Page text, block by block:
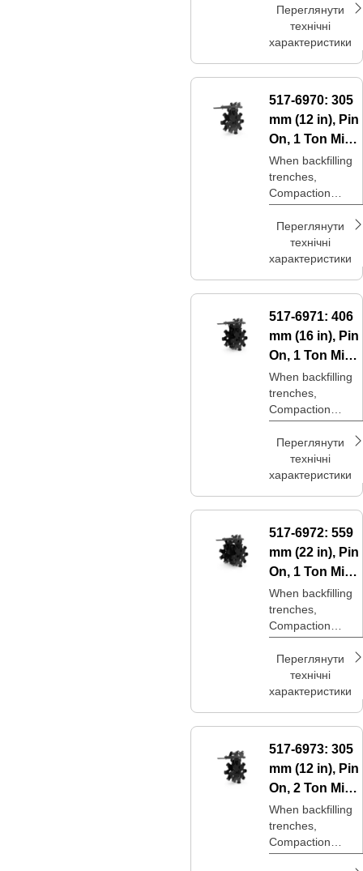
compact size.
Переглянути
технічні
характеристики
517-6970: 305
mm (12 in), Pin
On, 1 Ton Mini
Excavators
When backfilling
trenches,
Compaction
Wheels are an
option to achieve
desired
compaction levels
Переглянути
технічні
характеристики
517-6971: 406
mm (16 in), Pin
On, 1 Ton Mini
Excavators
When backfilling
trenches,
Compaction
Wheels are an
option to achieve
desired
compaction levels
Переглянути
технічні
характеристики
517-6972: 559
mm (22 in), Pin
On, 1 Ton Mini
Excavators
When backfilling
trenches,
Compaction
Wheels are an
option to achieve
desired
compaction levels
Переглянути
технічні
характеристики
517-6973: 305
mm (12 in), Pin
On, 2 Ton Mini
Excavators
When backfilling
trenches,
Compaction
Wheels are an